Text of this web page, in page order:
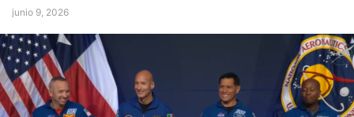
junio 9, 2026